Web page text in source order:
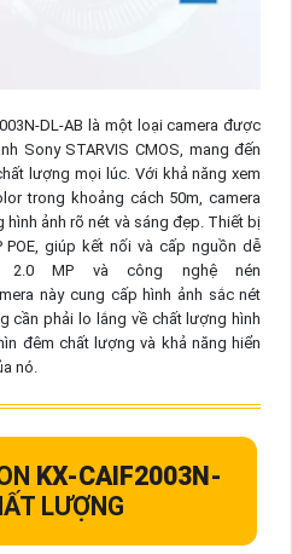
DL-AB là một loại camera được
Sony STARVIS CMOS, mang đến
lượng mọi lúc. Với khả năng xem
trong khoảng cách 50m, camera
ảnh rõ nét và sáng đẹp. Thiết bị
giúp kết nối và cấp nguồn dễ
MP và công nghệ nén
này cung cấp hình ảnh sắc nét
cần phải lo lắng về chất lượng hình
đêm chất lượng và khả năng hiển
nó.
KX-CAIF2003N-
LƯỢNG